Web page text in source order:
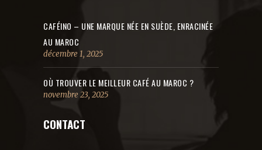
CAFÉINO – UNE MARQUE NÉE EN SUÈDE, ENRACINÉE
AU MAROC
décembre 1, 2025
OÙ TROUVER LE MEILLEUR CAFÉ AU MAROC ?
novembre 23, 2025
CONTACT